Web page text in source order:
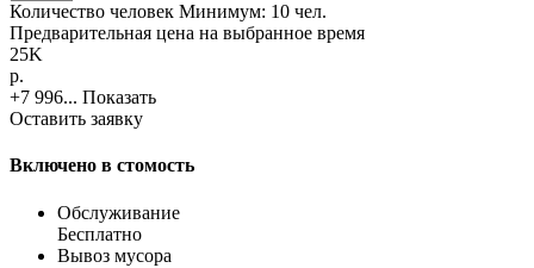
Количество человек Минимум: 10 чел.
Предварительная цена на выбранное время
25K
p.
+7 996... Показать
Оставить заявку
Включено в стомость
Обслуживание
Бесплатно
Вывоз мусора